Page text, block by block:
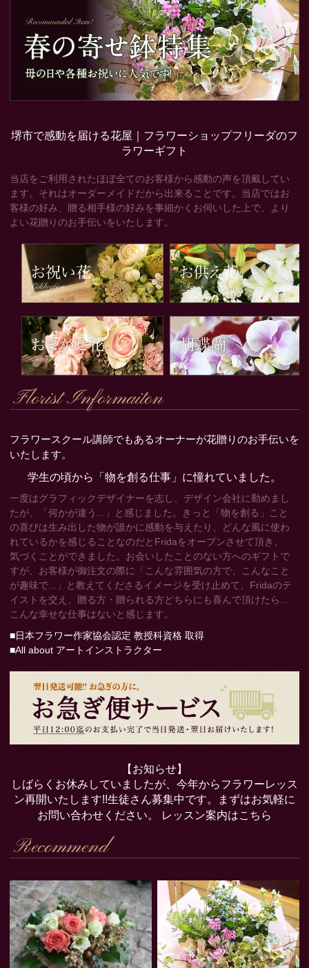
堺市で感動を届ける花屋｜フラワーショップフリーダのフ
ラワーギフト
当店をご利用されたほぼ全てのお客様から感動の声を頂戴してい
ます。それはオーダーメイドだから出来ることです。当店ではお
客様の好み、贈る相手様の好みを事細かくお伺いした上で、より
よい花贈りのお手伝いをいたします。
Florist Informaiton
フラワースクール講師でもあるオーナーが花贈りのお手伝いを
いたします。
学生の頃から「物を創る仕事」に憧れていました。
一度はグラフィックデザイナーを志し、デザイン会社に勤めまし
たが、「何かが違う...」と感じました。きっと「物を創る」こと
の喜びは生み出した物が誰かに感動を与えたり、どんな風に使わ
れているかを感じることなのだとFridaをオープンさせて頂き、
気づくことができました。お会いしたことのない方へのギフトで
すが、お客様が御注文の際に「こんな雰囲気の方で、こんなこと
が趣味で...」と教えてくださるイメージを受け止めて、Fridaのテ
イストを交え、贈る方・贈られる方どちらにも喜んで頂けたら...
こんな幸せな仕事はないと感じます。
■日本フラワー作家協会認定 教授科資格 取得
■All about アートインストラクター
【お知らせ】
しばらくお休みしていましたが、今年からフラワーレッス
ン再開いたします!!生徒さん募集中です。まずはお気軽に
お問い合わせください。
レッスン案内はこちら
Recommend